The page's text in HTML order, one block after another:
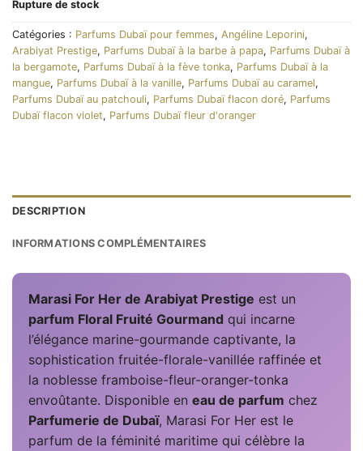
Rupture de stock
Catégories : Parfums Dubaï pour femmes, Angéline Leporini,
Arabiyat Prestige, Parfums Dubaï à la barbe à papa, Parfums Dubaï à
la bergamote, Parfums Dubaï à la fève tonka, Parfums Dubaï à la
mangue, Parfums Dubaï à la vanille, Parfums Dubaï au caramel,
Parfums Dubaï au patchouli, Parfums Dubaï flacon doré, Parfums
Dubaï flacon violet, Parfums Dubaï fleur d'oranger
DESCRIPTION
INFORMATIONS COMPLÉMENTAIRES
Marasi For Her de Arabiyat Prestige est un
parfum Floral Fruité Gourmand qui incarne
l’élégance marine-gourmande captivante, la
sophistication fruitée-florale-vanillée raffinée et
la noblesse framboise-fleur-oranger-tonka
envoûtante. Disponible en eau de parfum chez
Parfumerie de Dubaï, Marasi For Her est le
parfum de la féminité maritime qui célèbre la